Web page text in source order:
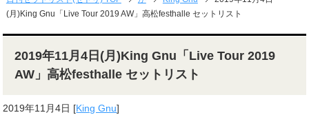
(月)King Gnu「Live Tour 2019 AW」高松festhalle セットリスト
2019年11月4日(月)King Gnu「Live Tour 2019
AW」高松festhalle セットリスト
2019年11月4日 [King Gnu]